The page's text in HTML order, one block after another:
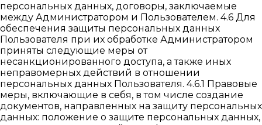
персональных данных, договоры, заключаемые
между Администратором и Пользователем. 4.6 Для
обеспечения защиты персональных данных
Пользователя при их обработке Администратором
приняты следующие меры от
несанкционированного доступа, а также иных
неправомерных действий в отношении
персональных данных Пользователя. 4.6.1 Правовые
меры, включающие в себя, в том числе создание
документов, направленных на защиту персональных
данных: положение о защите персональных данных,